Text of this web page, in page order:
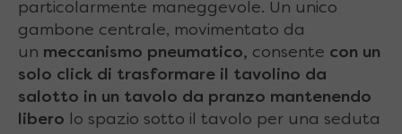
particolarmente maneggevole. Un unico
gambone centrale, movimentato da
un meccanismo pneumatico, consente con un
solo click di trasformare il tavolino da
salotto in un tavolo da pranzo mantenendo
libero lo spazio sotto il tavolo per una seduta